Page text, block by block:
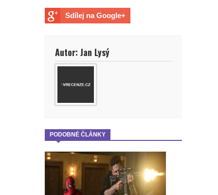
Sdílej na Google+
Autor: Jan Lysý
PODOBNÉ ČLÁNKY